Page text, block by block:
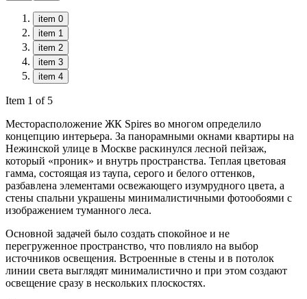
item 0
item 1
item 2
item 3
item 4
Item 1 of 5
Месторасположение ЖК Spires во многом определило
концепцию интерьера. За панорамными окнами квартиры на
Нежинской улице в Москве раскинулся лесной пейзаж,
который «проник» и внутрь пространства. Теплая цветовая
гамма, состоящая из таупа, серого и белого оттенков,
разбавлена элементами освежающего изумрудного цвета, а
стены спальни украшены минималистичными фотообоями с
изображением туманного леса.
Основной задачей было создать спокойное и не
перегруженное пространство, что повлияло на выбор
источников освещения. Встроенные в стены и в потолок
линии света выглядят минималистично и при этом создают
освещение сразу в нескольких плоскостях.